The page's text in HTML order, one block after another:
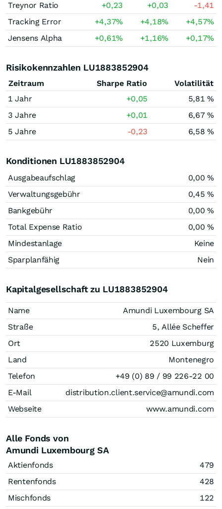
Treynor Ratio
+0,23 +0,03
-1,41
Tracking Error
+4,37% +4,18% +4,57%
Jensens Alpha
+0,61% +1,16% +0,17%
Risikokennzahlen LU1883852904
Zeitraum Sharpe Ratio
Volatilität
1 Jahr
+0,05
5,81 %
3 Jahre
+0,01
6,67 %
5 Jahre
-0,23 6,58 %
Konditionen LU1883852904
Ausgabeaufschlag
0,00 %
Verwaltungsgebühr
0,45 %
Bankgebühr
0,00 %
Total Expense Ratio
0,00 %
Mindestanlage
Keine
Sparplanfähig
Nein
Kapitalgesellschaft zu LU1883852904
Name
Amundi Luxembourg SA
Straße
5, Allée Scheffer
Ort
2520 Luxemburg
Land
Montenegro
Telefon
+49 (0) 89 / 99 226-22 00
E-Mail
distribution.client.service@amundi.com
Webseite
www.amundi.com
Alle Fonds von
Amundi Luxembourg SA
Aktienfonds
479
Rentenfonds
428
Mischfonds
122